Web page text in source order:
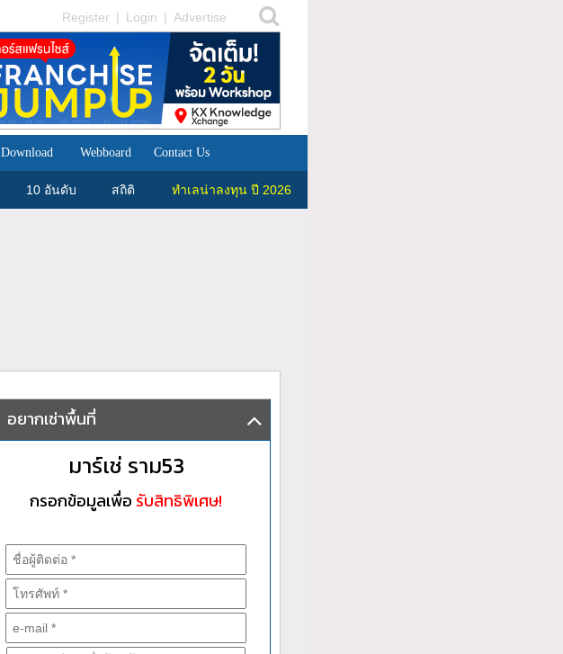
Register | Login | Advertise
Download Webboard Contact Us
10 อันดับ สถิติ ทำเลน่าลงทุน ปี 2026
อยากเช่าพื้นที่
มาร์เช่ ราม53
กรอกข้อมูลเพื่อ รับสิทธิพิเศษ!